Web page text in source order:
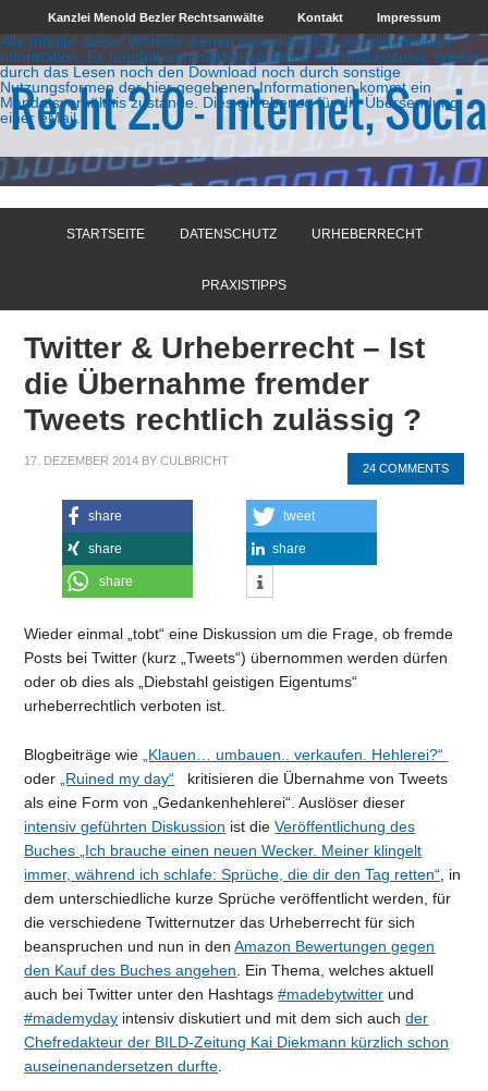
Kanzlei Menold Bezler Rechtsanwälte Kontakt Impressum
Alle Inhalte dieser Website dienen ausschließlich der allgemeinen
Information. Es handelt sich hierbei um keine Rechtsberatung. Weder
durch das Lesen noch den Download noch durch sonstige
Nutzungsformen der hier gegebenen Informationen kommt ein
Mandatsverhältnis zustande. Dies gilt ebenso für die Übersendung
einer eMail.
STARTSEITE DATENSCHUTZ URHEBERRECHT
PRAXISTIPPS
Twitter & Urheberrecht – Ist
die Übernahme fremder
Tweets rechtlich zulässig ?
17. DEZEMBER 2014 BYCULBRICHT
24 COMMENTS
share tweet
share share
share
Wieder einmal „tobt“ eine Diskussion um die Frage, ob fremde
Posts bei Twitter (kurz „Tweets“) übernommen werden dürfen
oder ob dies als „Diebstahl geistigen Eigentums“
urheberrechtlich verboten ist.
Blogbeiträge wie
„Klauen… umbauen.. verkaufen. Hehlerei?“
oder
„Ruined my day“ kritisieren die Übernahme von Tweets
als eine Form von „Gedankenhehlerei“. Auslöser dieser
intensiv geführten Diskussion ist dieVeröffentlichung des
Buches „Ich brauche einen neuen Wecker. Meiner klingelt
immer, während ich schlafe: Sprüche, die dir den Tag retten“ , in
dem unterschiedliche kurze Sprüche veröffentlicht werden, für
die verschiedene Twitternutzer das Urheberrecht für sich
beanspruchen und nun in denAmazon Bewertungen gegen
den Kauf des Buches angehen . Ein Thema, welches aktuell
auch bei Twitter unter den Hashtags#madebytwitter und
#mademyday intensiv diskutiert und mit dem sich auchder
Chefredakteur der BILD-Zeitung Kai Diekmann kürzlich schon
auseinenandersetzen durfte